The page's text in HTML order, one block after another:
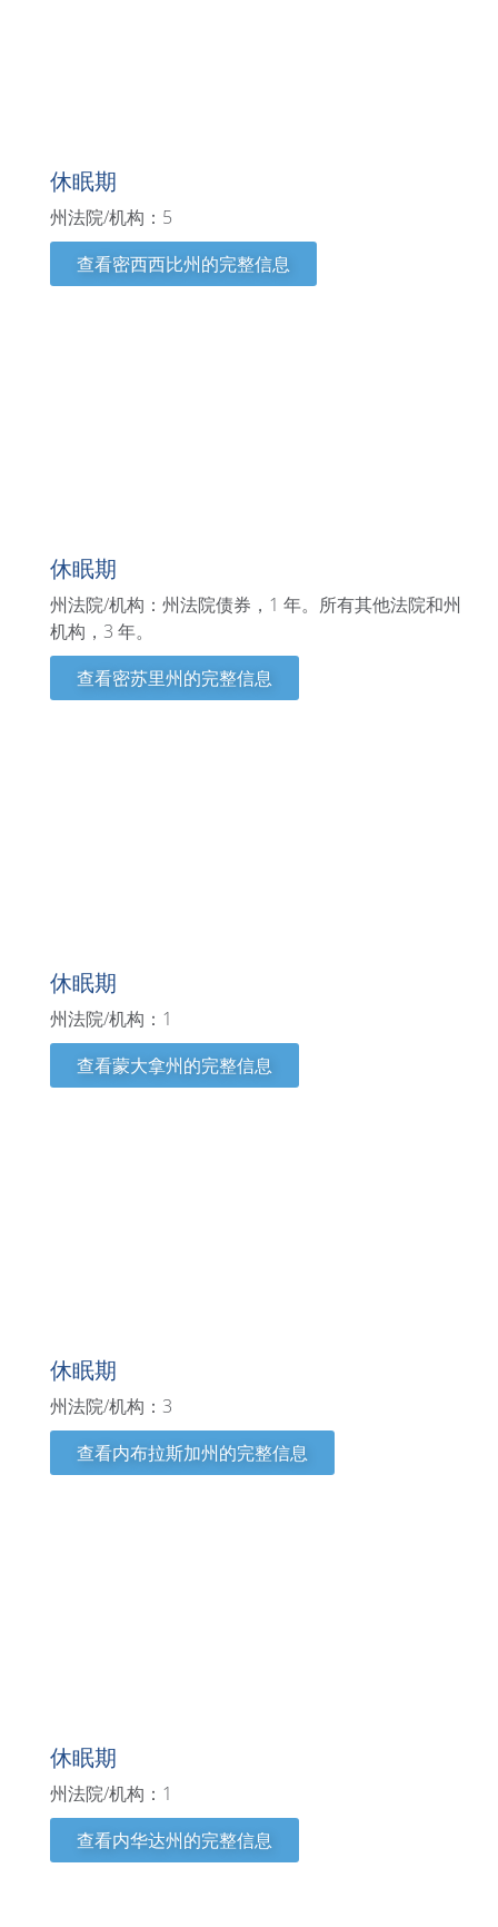
休眠期
州法院/机构：5
查看密西西比州的完整信息
休眠期
州法院/机构：州法院债券，1 年。所有其他法院和州
机构，3 年。
查看密苏里州的完整信息
休眠期
州法院/机构：1
查看蒙大拿州的完整信息
休眠期
州法院/机构：3
查看内布拉斯加州的完整信息
休眠期
州法院/机构：1
查看内华达州的完整信息